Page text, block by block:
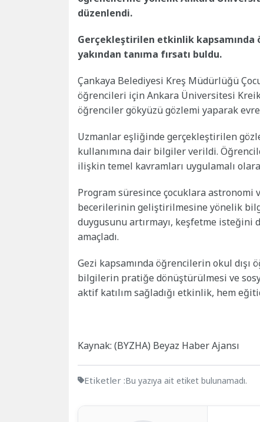
düzenlendi.
Gerçekleştirilen etkinlik kapsamında
yakından tanıma fırsatı buldu.
Çankaya Belediyesi Kreş Müdürlüğü
öğrencileri için Ankara Üniversitesi
öğrenciler gökyüzü gözlemi yaparak
Uzmanlar eşliğinde gerçekleştirilen
kullanımına dair bilgiler verildi.
ilişkin temel kavramları uygulamalı
Program süresince çocuklara
becerilerinin geliştirilmesine yönelik
duygusunu artırmayı, keşfetme isteğini
amaçladı.
Gezi kapsamında öğrencilerin okul
bilgilerin pratiğe dönüştürülmesi ve
aktif katılım sağladığı etkinlik, hem
Kaynak: (BYZHA) Beyaz Haber Ajansı
Etiketler :Bu yazıya ait etiket bulunamadı.